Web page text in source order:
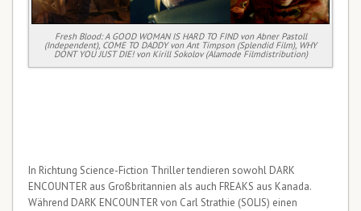
Fresh Blood: A GOOD WOMAN IS HARD TO FIND von Abner Pastoll
(Independent), COME TO DADDY von Ant Timpson (Splendid Film), WHY
DONT YOU JUST DIE! von Kirill Sokolov (Alamode Filmdistribution)
In Richtung Science-Fiction Thriller tendieren sowohl DARK
ENCOUNTER aus Großbritannien als auch FREAKS aus Kanada.
Während DARK ENCOUNTER von Carl Strathie (SOLIS) einen